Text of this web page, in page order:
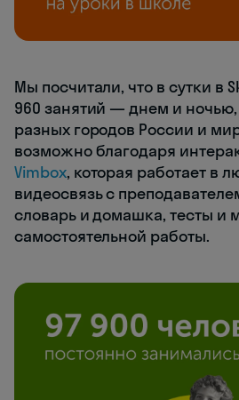
Мы посчитали, что в сутки в
960 занятий — днем и ночью,
разных городов России и
возможно благодаря
Vimbox, которая работает в
видеосвязь с
словарь и домашка, тесты и
самостоятельной работы.